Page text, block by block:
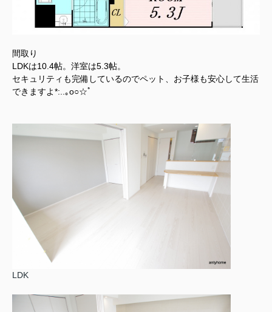
間取り
LDKは10.4帖。洋室は5.3帖。
セキュリティも完備しているのでペット、お子様も安心して生活
できますよ*:..｡o○☆ﾟ
LDK